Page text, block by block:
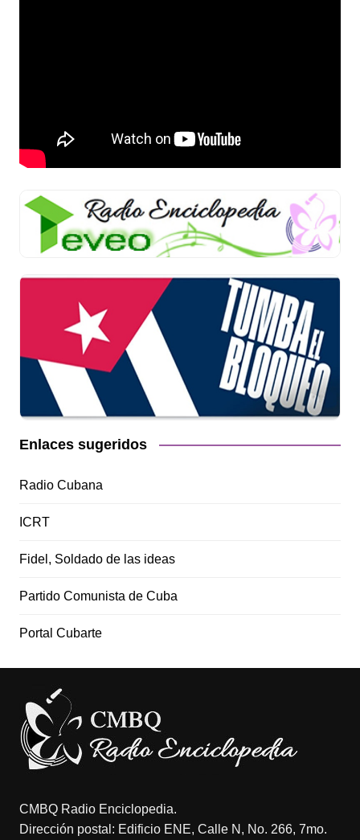
Enlaces sugeridos
Radio Cubana
ICRT
Fidel, Soldado de las ideas
Partido Comunista de Cuba
Portal Cubarte
CMBQ Radio Enciclopedia.
Dirección postal: Edificio ENE, Calle N, No. 266, 7mo.